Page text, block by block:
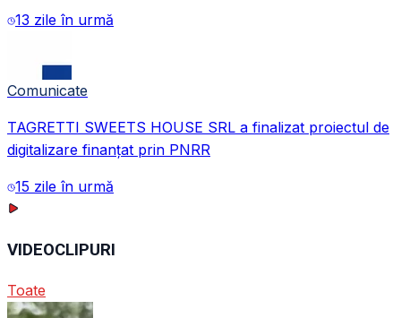
13 zile în urmă
Comunicate
TAGRETTI SWEETS HOUSE SRL a finalizat proiectul de
digitalizare finanțat prin PNRR
15 zile în urmă
VIDEOCLIPURI
Toate